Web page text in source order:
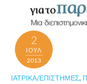
2
ΙΟΎΛ
2013
ΙΑΤΡΙΚΆ/ΕΠΙΣΤΉΜΕΣ,